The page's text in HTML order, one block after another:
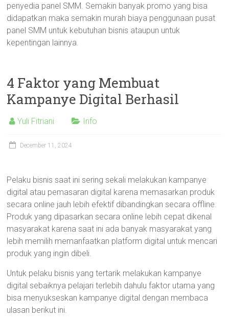
penyedia panel SMM. Semakin banyak promo yang bisa
didapatkan maka semakin murah biaya penggunaan pusat
panel SMM untuk kebutuhan bisnis ataupun untuk
kepentingan lainnya.
4 Faktor yang Membuat
Kampanye Digital Berhasil
Yuli Fitriani Info
December 11, 2024
Pelaku bisnis saat ini sering sekali melakukan kampanye
digital atau pemasaran digital karena memasarkan produk
secara online jauh lebih efektif dibandingkan secara offline.
Produk yang dipasarkan secara online lebih cepat dikenal
masyarakat karena saat ini ada banyak masyarakat yang
lebih memilih memanfaatkan platform digital untuk mencari
produk yang ingin dibeli.
Untuk pelaku bisnis yang tertarik melakukan kampanye
digital sebaiknya pelajari terlebih dahulu faktor utama yang
bisa menyukseskan kampanye digital dengan membaca
ulasan berikut ini.